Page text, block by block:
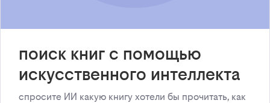
поиск книг с помощью
искусственного интеллекта
спросите ИИ какую книгу хотели бы прочитать, как